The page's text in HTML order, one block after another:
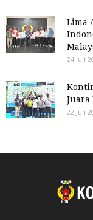
Lima
24 Juli
Juara
22 Juli